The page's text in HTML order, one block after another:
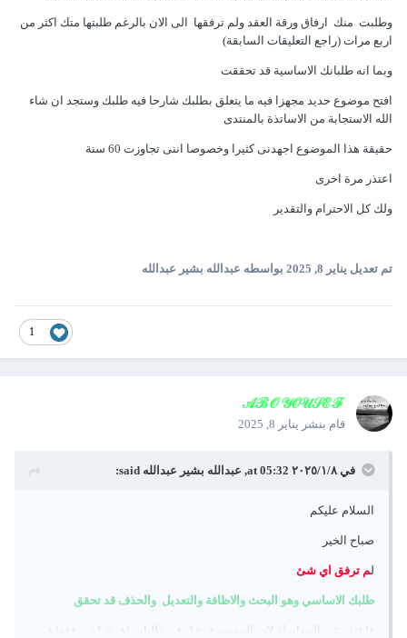
وطلبت منك ارفاق ورقة العقد ولم ترفقها الى الان بالرغم طلبتها متك اكثر من
اربع مرات (راجع التعليقات السابقة)
وبما انه طلبانك الاساسية قد تحققت
افتح موضوع حديد مجهزا فيه ما يتعلق بطلبك شارحا فيه طلبك وستجد ان شاء
الله الاستجابة من الاساتذة بالمنتدى
حقيقة هذا الموضوع اجهدنى كثيرا وخصوصا اننى تجاوزت 60 سنة
اعتذر مرة اخرى
ولك كل الاحترام والتقدير
تم تعديل يناير 8, 2025 بواسطه عبدالله بشير عبدالله
𝒜ℬ𝒪 𝒴𝒪𝒰𝒮ℰℱ
قام بنشر يناير 8, 2025
في ٨‏/١‏/٢٠٢٥ at 05:32, عبدالله بشير عبداللهsaid:
السلام عليكم
صباح الخير
م ترفق اي شئ
طلبك الاساسي وهو البحث والاظافة والتعديل والحذف قد تحقق
فاعتذر عن المواصلة لات الموضوع دخل في طلبات اخرى لم ترفقها في